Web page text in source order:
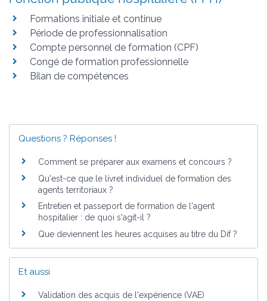
Formations initiale et continue
Période de professionnalisation
Compte personnel de formation (CPF)
Congé de formation professionnelle
Bilan de compétences
Questions ? Réponses !
Comment se préparer aux examens et concours ?
Qu'est-ce que le livret individuel de formation des
agents territoriaux ?
Entretien et passeport de formation de l'agent
hospitalier : de quoi s'agit-il ?
Que deviennent les heures acquises au titre du Dif ?
Et aussi
Validation des acquis de l'expérience (VAE)